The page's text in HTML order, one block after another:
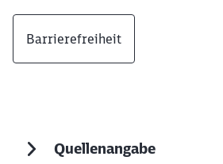
Barrierefreiheit
Quellenangabe